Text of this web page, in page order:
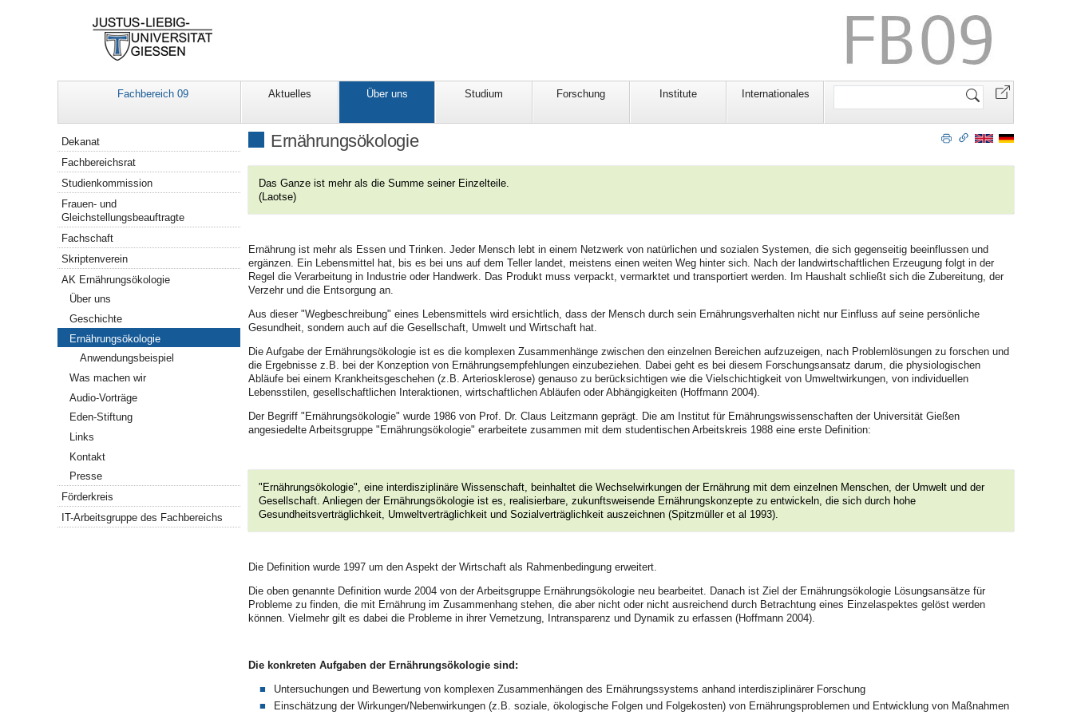
Fachbereich 09 Aktuelles Über uns Studium Forschung Institute Internationales
Website
Ernährungsökologie
Das Ganze ist mehr als die Summe seiner Einzelteile.
(Laotse)
Ernährung ist mehr als Essen und Trinken. Jeder Mensch lebt in einem Netzwerk von natürlichen und sozialen Systemen, die sich gegenseitig beeinflussen und
ergänzen. Ein Lebensmittel hat, bis es bei uns auf dem Teller landet, meistens einen weiten Weg hinter sich. Nach der landwirtschaftlichen Erzeugung folgt in der
Regel die Verarbeitung in Industrie oder Handwerk. Das Produkt muss verpackt, vermarktet und transportiert werden. Im Haushalt schließt sich die Zubereitung, der
Verzehr und die Entsorgung an.
Aus dieser "Wegbeschreibung" eines Lebensmittels wird ersichtlich, dass der Mensch durch sein Ernährungsverhalten nicht nur Einfluss auf seine persönliche
Gesundheit, sondern auch auf die Gesellschaft, Umwelt und Wirtschaft hat.
Die Aufgabe der Ernährungsökologie ist es die komplexen Zusammenhänge zwischen den einzelnen Bereichen aufzuzeigen, nach Problemlösungen zu forschen und
die Ergebnisse z.B. bei der Konzeption von Ernährungsempfehlungen einzubeziehen. Dabei geht es bei diesem Forschungsansatz darum, die physiologischen
Abläufe bei einem Krankheitsgeschehen (z.B. Arteriosklerose) genauso zu berücksichtigen wie die Vielschichtigkeit von Umweltwirkungen, von individuellen
Lebensstilen, gesellschaftlichen Interaktionen, wirtschaftlichen Abläufen oder Abhängigkeiten (Hoffmann 2004).
Der Begriff "Ernährungsökologie" wurde 1986 von Prof. Dr. Claus Leitzmann geprägt. Die am Institut für Ernährungswissenschaften der Universität Gießen
angesiedelte Arbeitsgruppe "Ernährungsökologie" erarbeitete zusammen mit dem studentischen Arbeitskreis 1988 eine erste Definition:
"Ernährungsökologie", eine interdisziplinäre Wissenschaft, beinhaltet die Wechselwirkungen der Ernährung mit dem einzelnen Menschen, der Umwelt und der
Gesellschaft. Anliegen der Ernährungsökologie ist es, realisierbare, zukunftsweisende Ernährungskonzepte zu entwickeln, die sich durch hohe
Gesundheitsverträglichkeit, Umweltverträglichkeit und Sozialverträglichkeit auszeichnen (Spitzmüller et al 1993).
Die Definition wurde 1997 um den Aspekt der Wirtschaft als Rahmenbedingung erweitert.
Die oben genannte Definition wurde 2004 von der Arbeitsgruppe Ernährungsökologie neu bearbeitet. Danach ist Ziel der Ernährungsökologie Lösungsansätze für
Probleme zu finden, die mit Ernährung im Zusammenhang stehen, die aber nicht oder nicht ausreichend durch Betrachtung eines Einzelaspektes gelöst werden
können. Vielmehr gilt es dabei die Probleme in ihrer Vernetzung, Intransparenz und Dynamik zu erfassen (Hoffmann 2004).
Die konkreten Aufgaben der Ernährungsökologie sind:
Untersuchungen und Bewertung von komplexen Zusammenhängen des Ernährungssystems anhand interdisziplinärer Forschung
Einschätzung der Wirkungen/Nebenwirkungen (z.B. soziale, ökologische Folgen und Folgekosten) von Ernährungsproblemen und Entwicklung von Maßnahmen
Navigation
Dekanat
Fachbereichsrat
Studienkommission
Frauen- und
Gleichstellungsbeauftragte
Fachschaft
Skriptenverein
AK Ernährungsökologie
Über uns
Geschichte
Ernährungsökologie
Anwendungsbeispiel
Was machen wir
Audio-Vorträge
Eden-Stiftung
Links
Kontakt
Presse
Förderkreis
IT-Arbeitsgruppe des Fachbereichs